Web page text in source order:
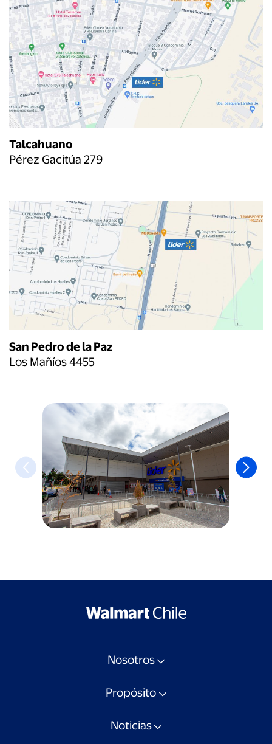
Talcahuano
Pérez Gacitúa 279
San Pedro de la Paz
Los Mañíos 4455
Nosotros
Propósito
Noticias